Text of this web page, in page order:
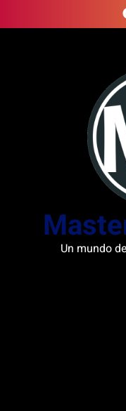
to
Un mundo